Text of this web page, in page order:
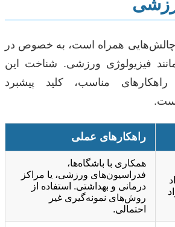
همراه است، به خصوص در
فیزیولوژی ورزشی. شناخت این
مناسب، کلید پیشبرد
راهکارهای عملی
همکاری با باشگاه‌ها،
فدراسیون‌های ورزشی، یا مراکز
درمانی و بهداشتی. استفاده از
روش‌های نمونه‌گیری غیر
احتمالی.